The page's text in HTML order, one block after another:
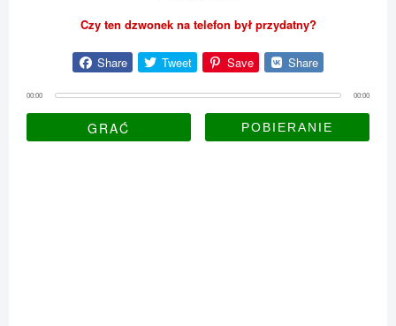
Czy ten dzwonek na telefon był przydatny?
Share Tweet Save Share
00:00 00:00
GRAĆ